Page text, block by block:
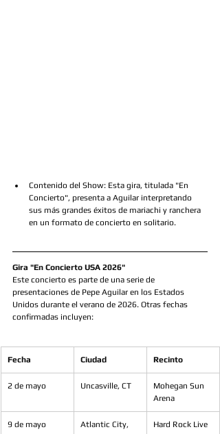
Contenido del Show: Esta gira, titulada "En
Concierto", presenta a Aguilar interpretando
sus más grandes éxitos de mariachi y ranchera
en un formato de concierto en solitario.
Gira "En Concierto USA 2026"
Este concierto es parte de una serie de
presentaciones de Pepe Aguilar en los Estados
Unidos durante el verano de 2026. Otras fechas
confirmadas incluyen:
Fecha Ciudad Recinto
2 de mayo Uncasville, CT
Mohegan Sun
Arena
9 de mayo
Atlantic City,
Hard Rock Live